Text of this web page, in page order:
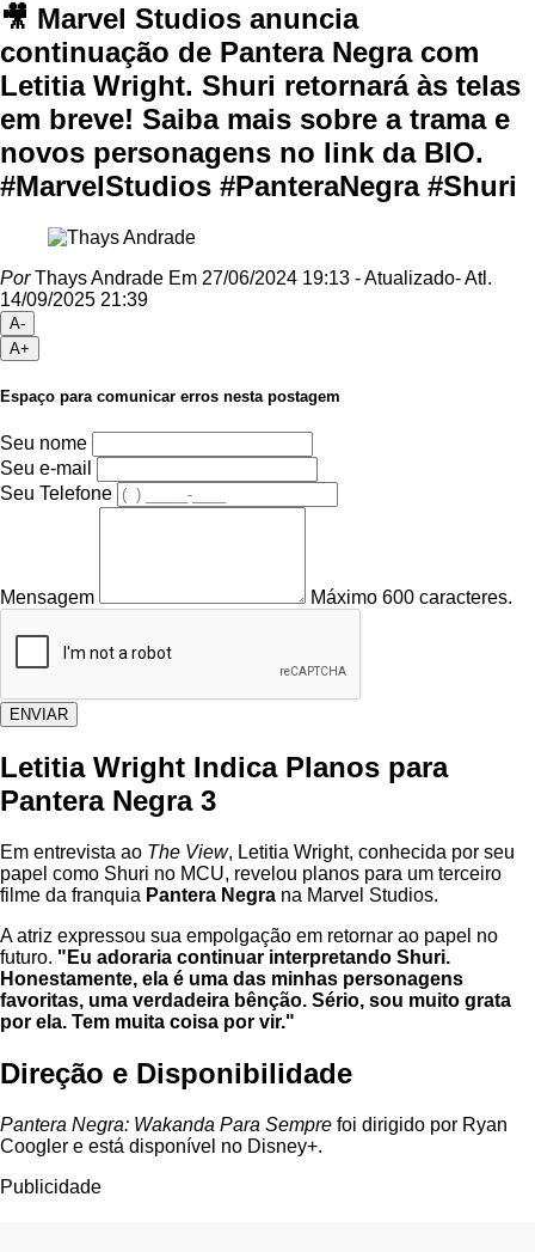
🎥 Marvel Studios anuncia
continuação de Pantera Negra com
Letitia Wright. Shuri retornará às telas
em breve! Saiba mais sobre a trama e
novos personagens no link da BIO.
#MarvelStudios #PanteraNegra #Shuri
PorThays Andrade Em 27/06/2024 19:13 - Atualizado- Atl.
14/09/2025 21:39
A-
A+
Espaço para comunicar erros nesta postagem
Seu nome
Seu e-mail
Seu Telefone
Mensagem Máximo 600 caracteres.
ENVIAR
Letitia Wright Indica Planos para
Pantera Negra 3
Em entrevista ao The View, Letitia Wright, conhecida por seu
papel como Shuri no MCU, revelou planos para um terceiro
filme da franquia Pantera Negra na Marvel Studios.
A atriz expressou sua empolgação em retornar ao papel no
futuro. "Eu adoraria continuar interpretando Shuri.
Honestamente, ela é uma das minhas personagens
favoritas, uma verdadeira bênção. Sério, sou muito grata
por ela. Tem muita coisa por vir."
Direção e Disponibilidade
Pantera Negra: Wakanda Para Sempre foi dirigido por Ryan
Coogler e está disponível no Disney+.
Publicidade